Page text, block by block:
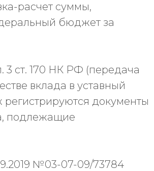
расчет суммы,
бюджет за
3 ст. 170 НК РФ (передача
вклада в уставный
регистрируются документы
подлежащие
№03-07-09/73784